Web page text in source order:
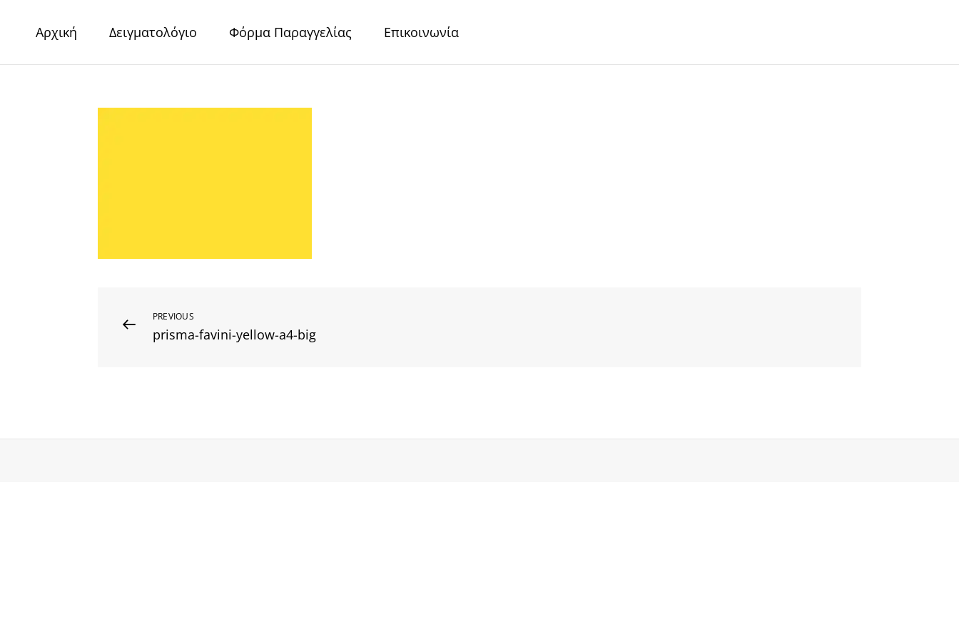
Αρχική Δειγματολόγιο Φόρμα Παραγγελίας Επικοινωνία
Digital Paper
Post
navigation
Previous
Post
PREVIOUS
prisma-favini-yellow-a4-big